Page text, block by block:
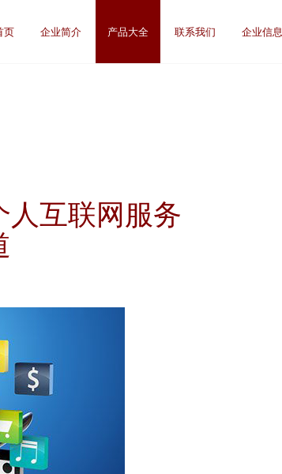
页 企业简介 产品大全 联系我们 企业信息
互联网服务